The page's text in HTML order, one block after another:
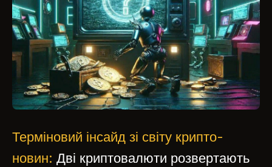
Терміновий інсайд зі світу крипто-
новин: Дві криптовалюти розвертають